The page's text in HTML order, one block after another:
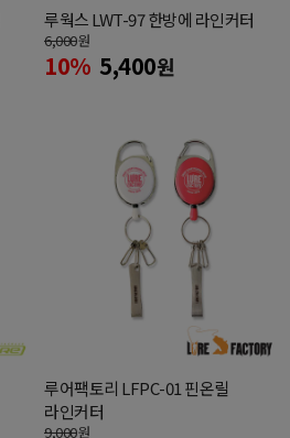
루웍스 LWT-97 한방에 라인커터
6,000원
10% 5,400원
루어팩토리 LFPC-01 핀온릴
라인커터
9,000원